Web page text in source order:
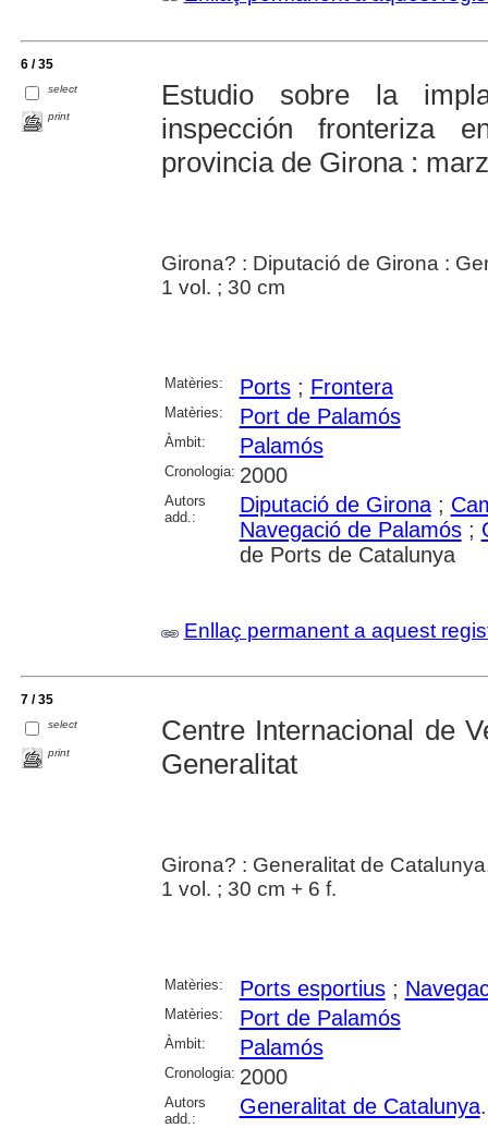
6 / 35
select
print
Estudio sobre la
inspección fronteriza
provincia de Girona :
Girona? : Diputació de Girona :
1 vol. ; 30 cm
Matèries: Ports; Frontera
Matèries: Port de Palamós
Àmbit: Palamós
Cronologia: 2000
Autors
add.:
Diputació de Girona;
Navegació de Palamós;
de Ports de Catalunya
Enllaç permanent a aquest
7 / 35
select
print
Centre Internacional de
Generalitat
Girona? : Generalitat de
1 vol. ; 30 cm + 6 f.
Matèries: Ports esportius;
Matèries: Port de Palamós
Àmbit: Palamós
Cronologia: 2000
Autors
add.:
Generalitat de Catalunya